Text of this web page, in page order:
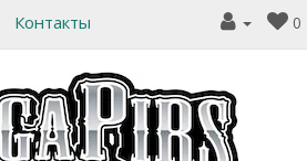
Контакты 0